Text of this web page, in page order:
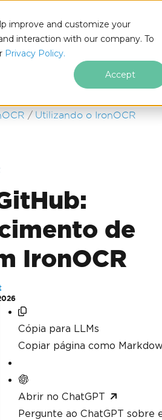
improve and customize your
interaction with our company. To
Privacy Policy.
Accept
Utilizando o IronOCR
de
IronOCR
Cópia para LLMs
Copiar página como
Abrir no ChatGPT
Pergunte ao ChatGPT sobre